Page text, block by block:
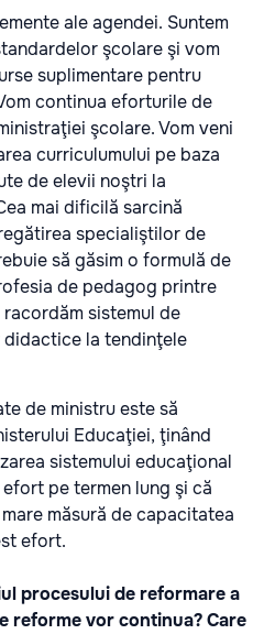
ale agendei. Suntem
şcolare şi vom
suplimentare pentru
continua eforturile de
şcolare. Vom veni
curriculumului pe baza
de elevii noştri la
mai dificilă sarcină
specialiştilor de
să găsim o formulă de
de pedagog printre
sistemul de
la tendinţele
de ministru este să
Educaţiei, ţinând
sistemului educaţional
pe termen lung şi că
măsură de capacitatea
efort.
procesului de reformare a
reforme vor continua? Care